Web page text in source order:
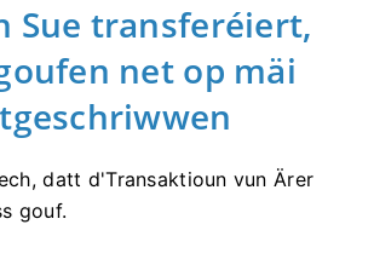
Sue transferéiert,
net op mäi
datt d'Transaktioun vun Ärer
gouf.